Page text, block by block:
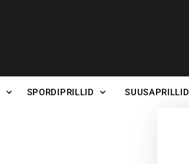
SPORDIPRILLID SUUSAPRILLID